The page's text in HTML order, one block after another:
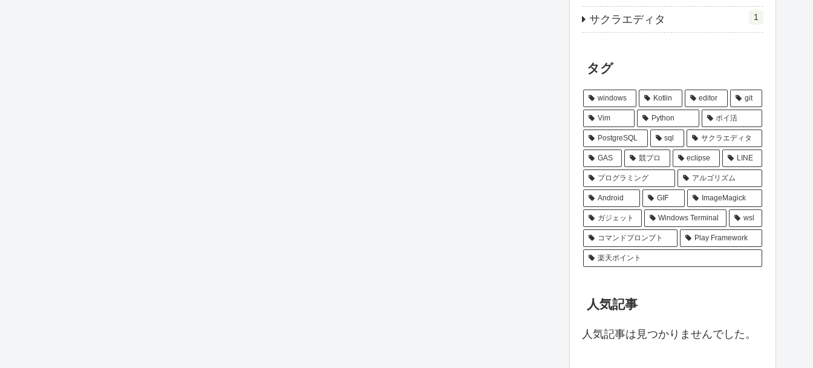
サクラエディタ 1
タグ
windows Kotlin editor git
Vim Python ポイ活
PostgreSQL sql サクラエディタ
GAS 競プロ eclipse LINE
プログラミング アルゴリズム
Android GIF ImageMagick
ガジェット Windows Terminal wsl
コマンドプロンプト Play Framework
楽天ポイント
人気記事
人気記事は見つかりませんでした。